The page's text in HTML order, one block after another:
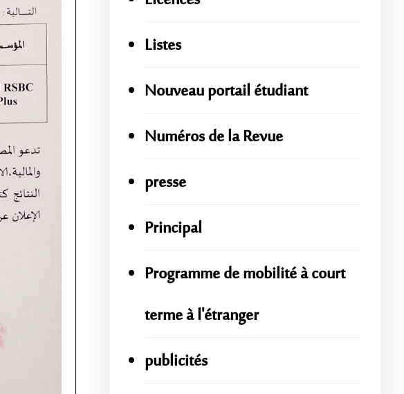
Listes
Nouveau portail étudiant
Numéros de la Revue
presse
Principal
Programme de mobilité à court
terme à l'étranger
publicités